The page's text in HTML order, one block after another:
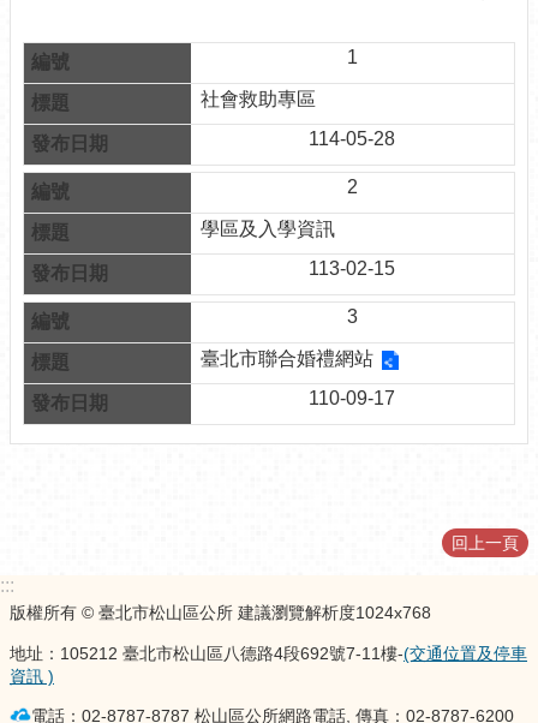
務
專
區
機
關
介
紹
認
識
松
山
為
訊
政
府
資
1
社會救助專區
114-05-28
2
學區及入學資訊
113-02-15
3
臺北市聯合婚禮網站
110-09-17
回上一頁
:::
版權所有 © 臺北市松山區公所 建議瀏覽解析度1024x768
地址：105212 臺北市松山區八德路4段692號7-11樓-(交通位置及停車
資訊 )
電話：02-8787-8787 松山區公所網路電話, 傳真：02-8787-6200